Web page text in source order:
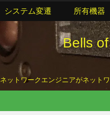
Bells
ネットワークエンジニアがネット
システム変遷 所有機器